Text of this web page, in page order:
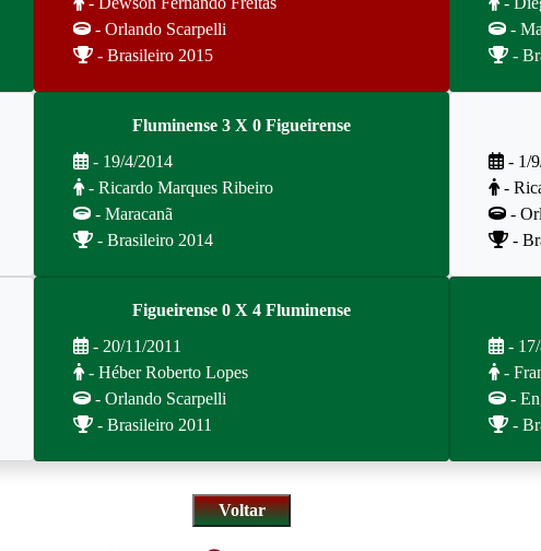
- Orlando Scarpelli
- Brasileiro 2015
-
-
Fluminense 3 X 0 Figueirense
- 19/4/2014
- Ricardo Marques Ribeiro
- Maracanã
- Brasileiro 2014
- 1/
-
-
-
Figueirense 0 X 4 Fluminense
- 20/11/2011
- Héber Roberto Lopes
- Orlando Scarpelli
- Brasileiro 2011
-
-
-
-